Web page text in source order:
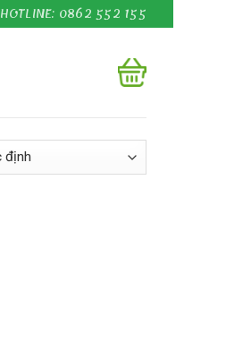
HOTLINE: 0862 552 155